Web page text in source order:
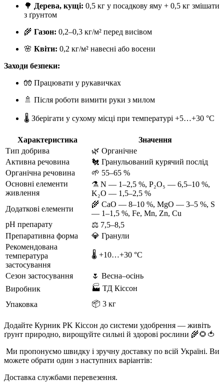
🌳 Дерева, кущі: 0,5 кг у посадкову яму + 0,5 кг змішати
з ґрунтом
🌾 Газон: 0,2–0,3 кг/м² перед висівом
🌸 Квіти: 0,2 кг/м² навесні або восени
Заходи безпеки:
🧤 Працювати у рукавичках
🚿 Після роботи вимити руки з милом
🌡 Зберігати у сухому місці при температурі +5…+30 °C
Характеристика
Значення
Тип добрива
🌿 Органічне
Активна речовина
🐔 Гранульований курячий послід
Органічна речовина
🌱 55–65 %
Основні елементи
живлення
⚗️ N — 1–2,5 %, P₂O₅ — 6,5–10 %,
K₂O — 1,5–2,5 %
Додаткові елементи
🌾 CaO — 8–10 %, MgO — 3–5 %, S
— 1–1,5 %, Fe, Mn, Zn, Cu
pH препарату
⚖️ 7,5–8,5
Препаративна форма
💎 Гранули
Рекомендована
температура
застосування
🌡 +10…+30 °C
Сезон застосування
🌷 Весна–осінь
Виробник
🏭 ТД Кіссон
Упаковка
📦 3 кг
Додайте Курник PK Кіссон до системи удобрення — живіть
ґрунт природно, вирощуйте сильні й здорові рослини 🌾🌻🍅
Ми пропонуємо швидку і зручну доставку по всій Україні. Ви
можете обрати один з наступних варіантів:
Доставка службами перевезення.